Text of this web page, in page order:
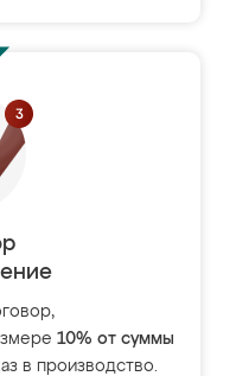
10% от суммы
в производство.